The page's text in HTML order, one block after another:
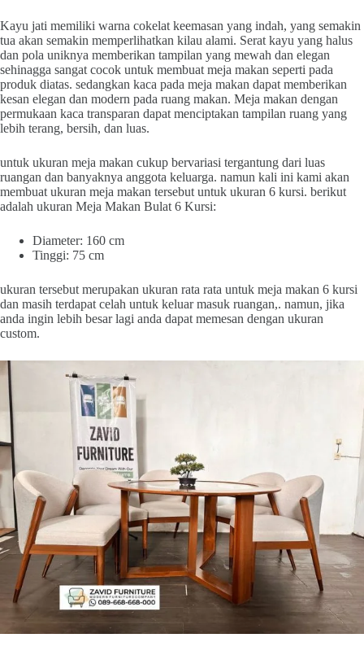
Kayu jati memiliki warna cokelat keemasan yang indah, yang semakin
tua akan semakin memperlihatkan kilau alami. Serat kayu yang halus
dan pola uniknya memberikan tampilan yang mewah dan elegan
sehinagga sangat cocok untuk membuat meja makan seperti pada
produk diatas. sedangkan kaca pada meja makan dapat memberikan
kesan elegan dan modern pada ruang makan. Meja makan dengan
permukaan kaca transparan dapat menciptakan tampilan ruang yang
lebih terang, bersih, dan luas.
untuk ukuran meja makan cukup bervariasi tergantung dari luas
ruangan dan banyaknya anggota keluarga. namun kali ini kami akan
membuat ukuran meja makan tersebut untuk ukuran 6 kursi. berikut
adalah ukuran Meja Makan Bulat 6 Kursi:
Diameter: 160 cm
Tinggi: 75 cm
ukuran tersebut merupakan ukuran rata rata untuk meja makan 6 kursi
dan masih terdapat celah untuk keluar masuk ruangan,. namun, jika
anda ingin lebih besar lagi anda dapat memesan dengan ukuran
custom.